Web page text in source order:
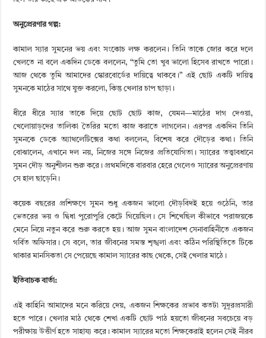
অনুপ্রেরণার গল্প:
কামাল স্যার সুমনের ভয় এবং সংকোচ লক্ষ করলেন। তিনি তাকে জোর করে দলে
খেলতে না বলে একদিন ডেকে বললেন, “তুমি তো খুব ভালো হিসেব রাখতে পারো।
আজ থেকে তুমি আমাদের স্কোরবোর্ডের দায়িত্বে থাকবে।” এই ছোট একটি দায়িত্ব
সুমনকে মাঠের সাথে যুক্ত করলো, কিন্তু খেলার চাপ ছাড়া।
ধীরে ধীরে স্যার তাকে দিয়ে ছোট ছোট কাজ, যেমন—মাঠের দাগ দেওয়া,
খেলোয়াড়দের তালিকা তৈরির মতো কাজ করাতে লাগলেন। এরপর একদিন তিনি
সুমনকে ডেকে অ্যাথলেটিক্সের কথা বললেন, বিশেষ করে দৌড়ের কথা। তিনি
বোঝালেন, এখানে দল নয়, নিজের সঙ্গে নিজের প্রতিযোগিতা। স্যারের তত্ত্বাবধানে
সুমন দৌড় অনুশীলন শুরু করে। প্রথমদিকে বারবার হেরে গেলেও স্যারের অনুপ্রেরণায়
সে হাল ছাড়েনি।
কয়েক বছরের প্রশিক্ষণে সুমন শুধু একজন ভালো দৌড়বিদই হয়ে ওঠেনি, তার
ভেতরের ভয় ও দ্বিধা পুরোপুরি কেটে গিয়েছিল। সে শিখেছিল কীভাবে পরাজয়কে
মেনে নিয়ে নতুন করে শুরু করতে হয়। আজ সুমন বাংলাদেশ সেনাবাহিনীতে একজন
গর্বিত অফিসার। সে বলে, তার জীবনের সমস্ত শৃঙ্খলা এবং কঠিন পরিস্থিতিতে টিকে
থাকার মানসিকতা সে পেয়েছে কামাল স্যারের কাছ থেকে, সেই খেলার মাঠে।
ইতিবাচক বার্তা:
এই কাহিনি আমাদের মনে করিয়ে দেয়, একজন শিক্ষকের প্রভাব কতটা সুদূরপ্রসারী
হতে পারে। খেলার মাঠ থেকে শেখা একটি ছোট পাঠ হয়তো জীবনের সবচেয়ে বড়
পরীক্ষায় উত্তীর্ণ হতে সাহায্য করে। কামাল স্যারের মতো শিক্ষকেরাই হলেন সেই নীরব